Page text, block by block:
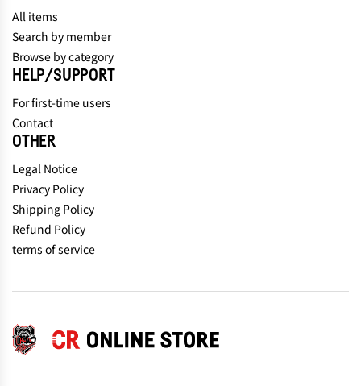
All items
Search by member
Browse by category
HELP/SUPPORT
For first-time users
Contact
OTHER
Legal Notice
Privacy Policy
Shipping Policy
Refund Policy
terms of service